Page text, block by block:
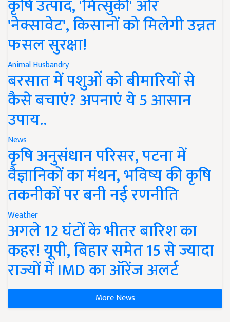
कृषि उत्पाद, 'मित्सुकी' और
'नेक्सावेट', किसानों को मिलेगी उन्नत
फसल सुरक्षा!
Animal Husbandry
बरसात में पशुओं को बीमारियों से
कैसे बचाएं? अपनाएं ये 5 आसान
उपाय..
News
कृषि अनुसंधान परिसर, पटना में
वैज्ञानिकों का मंथन, भविष्य की कृषि
तकनीकों पर बनी नई रणनीति
Weather
अगले 12 घंटों के भीतर बारिश का
कहर! यूपी, बिहार समेत 15 से ज्यादा
राज्यों में IMD का ऑरेंज अलर्ट
More News